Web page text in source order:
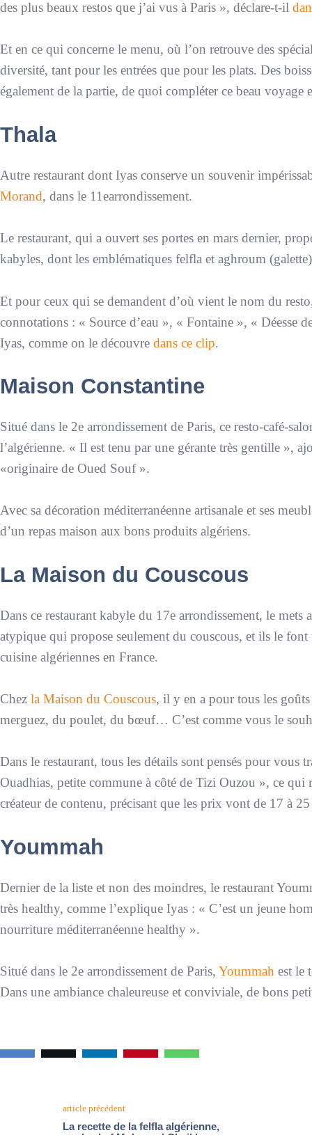
des plus beaux restos que j’ai vus à Paris », déclare-t-il
Et en ce qui concerne le menu, où l’on retrouve des
diversité, tant pour les entrées que pour les plats. Des
également de la partie, de quoi compléter ce beau voyage
Thala
Autre restaurant dont Iyas conserve un souvenir
Morand, dans le 11earrondissement.
Le restaurant, qui a ouvert ses portes en mars dernier,
kabyles, dont les emblématiques felfla et aghroum
Et pour ceux qui se demandent d’où vient le nom du
connotations : « Source d’eau », « Fontaine », « Déesse
Iyas, comme on le découvre dans ce clip.
Maison Constantine
Situé dans le 2e arrondissement de Paris, ce resto-café-
l’algérienne. « Il est tenu par une gérante très gentille »,
«originaire de Oued Souf ».
Avec sa décoration méditerranéenne artisanale et ses
d’un repas maison aux bons produits algériens.
La Maison du Couscous
Dans ce restaurant kabyle du 17e arrondissement, le mets
atypique qui propose seulement du couscous, et ils le
cuisine algériennes en France.
Chez la Maison du Couscous, il y en a pour tous les
merguez, du poulet, du bœuf… C’est comme vous le
Dans le restaurant, tous les détails sont pensés pour vous
Ouadhias, petite commune à côté de Tizi Ouzou », ce qui
créateur de contenu, précisant que les prix vont de 17 à
Yoummah
Dernier de la liste et non des moindres, le restaurant
très healthy, comme l’explique Iyas : « C’est un jeune
nourriture méditerranéenne healthy ».
Situé dans le 2e arrondissement de Paris, Yoummah est le
Dans une ambiance chaleureuse et conviviale, de bons
article précédent
La recette de la felfla algérienne,